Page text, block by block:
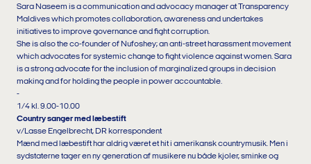
Sara Naseem is a communication and advocacy manager at Transparency
Maldives which promotes collaboration, awareness and undertakes
initiatives to improve governance and fight corruption.
She is also the co-founder of Nufoshey; an anti-street harassment movement
which advocates for systemic change to fight violence against women. Sara
is a strong advocate for the inclusion of marginalized groups in decision
making and for holding the people in power accountable.
-
1/4 kl. 9.00-10.00
Country sanger med læbestift
v/Lasse Engelbrecht, DR korrespondent
Mænd med læbestift har aldrig været et hit i amerikansk countrymusik. Men i
sydstaterne tager en ny generation af musikere nu både kjoler, sminke og